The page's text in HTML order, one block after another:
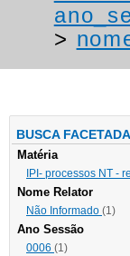
>
BUSCA FACETADA
Matéria
IPI- processos NT -
Nome Relator
Não Informado (1)
Ano Sessão
0006 (1)